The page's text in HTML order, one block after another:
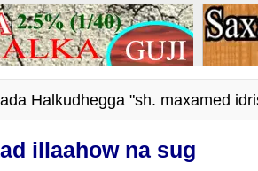
Halkudhegga "sh. maxamed
illaahow na sug